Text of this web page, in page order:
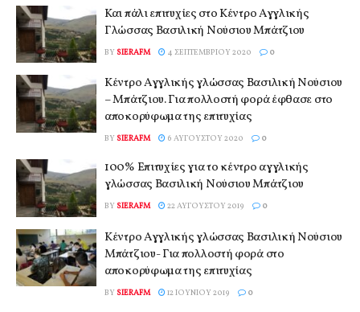
Και πάλι επιτυχίες στο Κέντρο Αγγλικής
Γλώσσας Βασιλική Νούσιου Μπάτζιου
BY SIERAFM 4 ΣΕΠΤΕΜΒΡΊΟΥ 2020 0
Κέντρο Αγγλικής γλώσσας Βασιλική Νούσιου
– Μπάτζιου. Για πολλοστή φορά έφθασε στο
αποκορύφωμα της επιτυχίας
BY SIERAFM 6 ΑΥΓΟΎΣΤΟΥ 2020 0
100% Επιτυχίες για το κέντρο αγγλικής
γλώσσας Βασιλική Νούσιου Μπάτζιου
BY SIERAFM 22 ΑΥΓΟΎΣΤΟΥ 2019 0
Κέντρο Αγγλικής γλώσσας Βασιλική Νούσιου
Μπάτζιου- Για πολλοστή φορά στο
αποκορύφωμα της επιτυχίας
BY SIERAFM 12 ΙΟΥΝΊΟΥ 2019 0